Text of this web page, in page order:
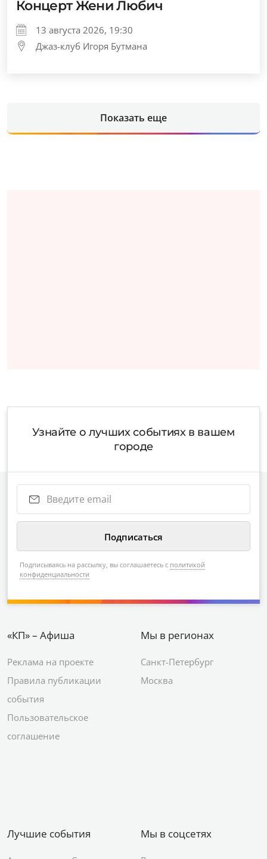
Концерт Жени Любич
13 августа 2026, 19:30
Джаз-клуб Игоря Бутмана
Показать еще
Узнайте о лучших событиях в вашем
городе
Подписываясь на рассылку, вы соглашаетесь с политикой
конфиденциальности
«КП» – Афиша
Реклама на проекте
Правила публикации
события
Пользовательское
соглашение
Мы в регионах
Санкт-Петербург
Москва
Лучшие события Мы в соцсетях